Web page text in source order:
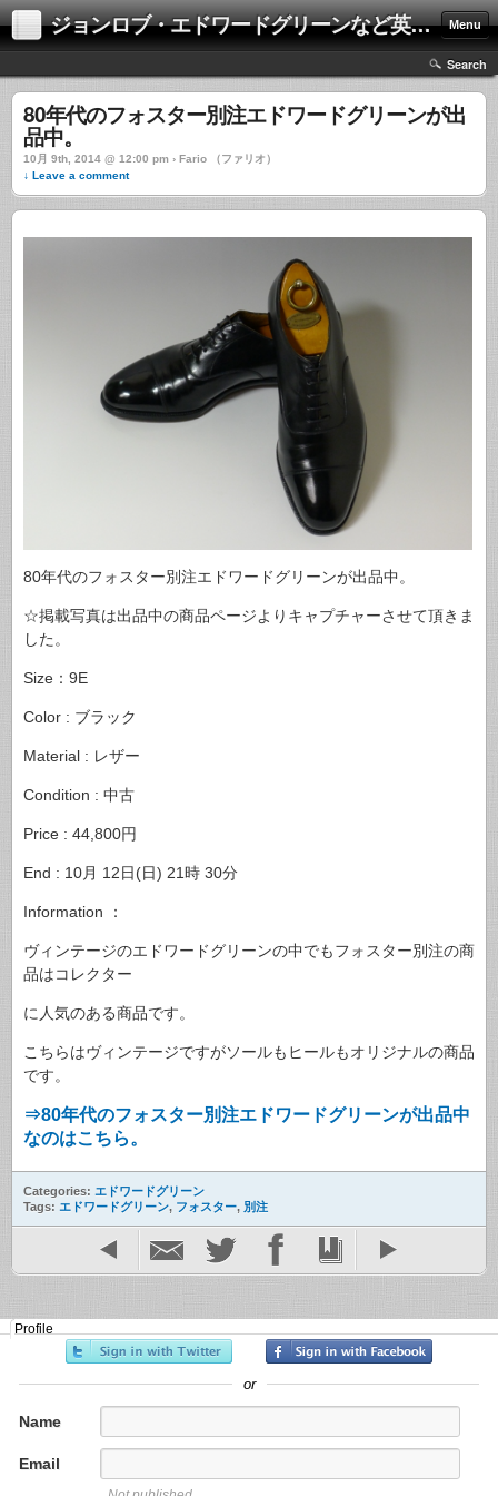
ジョンロブ・エドワードグリーンなど英国靴の激安中古通販情報ブログ Menu
Search
80年代のフォスター別注エドワードグリーンが出
品中。
10月 9th, 2014 @ 12:00 pm › Fario （ファリオ）
↓ Leave a comment
80年代のフォスター別注エドワードグリーンが出品中。
☆掲載写真は出品中の商品ページよりキャプチャーさせて頂きま
した。
Size：9E
Color : ブラック
Material : レザー
Condition : 中古
Price : 44,800円
End : 10月 12日(日) 21時 30分
Information ：
ヴィンテージのエドワードグリーンの中でもフォスター別注の商
品はコレクター
に人気のある商品です。
こちらはヴィンテージですがソールもヒールもオリジナルの商品
です。
⇒80年代のフォスター別注エドワードグリーンが出品中
なのはこちら。
Categories: エドワードグリーン
Tags: エドワードグリーン, フォスター, 別注
Profile
or
Name
Email